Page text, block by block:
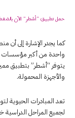
حمل تطبيق “أشطر” الآن
كما يجدر الإشارة إلى
واحدة من أكبر مؤسسات
يتوفر “أشطر” بتطبيق
والأجهزة المحمولة.
تعد المبادرات الحيوية
لجميع المراحل